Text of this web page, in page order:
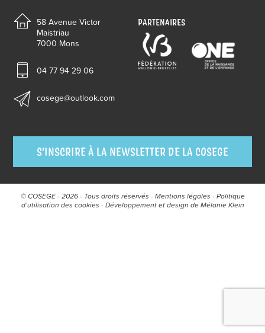
58 Avenue Victor
Maistriau
7000 Mons
04 77 94 29 06
cosege@outlook.com
PARTENAIRES
S’INSCRIRE À LA NEWSLETTER DE LA COSEGE
© COSEGE - 2026 - Tous droits réservés - Mentions légales - Politique
d’utilisation des cookies - Développement et design deMélanie Klein